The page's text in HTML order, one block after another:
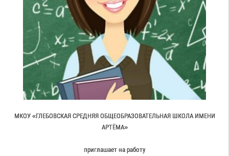
МКОУ «ГЛЕБОВСКАЯ СРЕДНЯЯ ОБЩЕОБРАЗОВАТЕЛЬНАЯ ШКОЛА ИМЕНИ
АРТЁМА»
приглашает на работу